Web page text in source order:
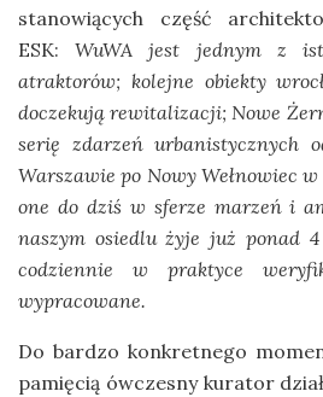
stanowiących część
ESK:WuWA jest jednym z
atraktorów; kolejne obiekty
doczekują rewitalizacji; Nowe
serię zdarzeń urbanistycznych
Warszawie po Nowy Wełnowiec
one do dziś w sferze marzeń i
naszym osiedlu żyje już ponad
codziennie w praktyce
wypracowane.
Do bardzo konkretnego
pamięcią ówczesny kurator